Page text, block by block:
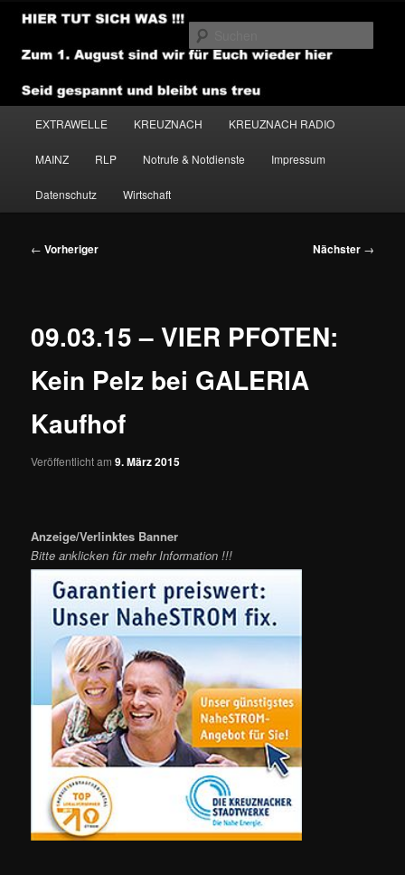
Zum
primären
Inhalt
NEWSHOUSE.MEDIA
EXTRAWELLE KREUZNACH KREUZNACH RADIO
MAINZ RLP Notrufe & Notdienste Impressum
Datenschutz Wirtschaft
Beitragsnavigation
← Vorheriger Nächster →
09.03.15 – VIER PFOTEN:
Kein Pelz bei GALERIA
Kaufhof
Veröffentlicht am9. März 2015
Anzeige/Verlinktes Banner
Bitte anklicken für mehr Information !!!